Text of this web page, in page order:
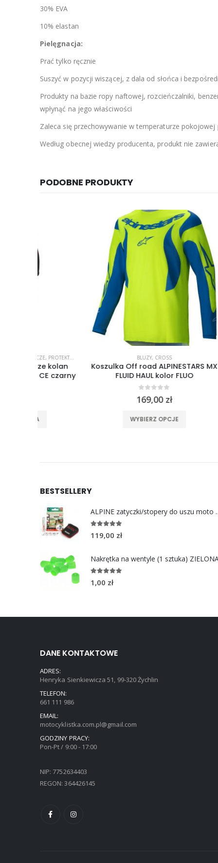
30% EVA
10% elastan
Pielęgnacja:
Prać tylko ręcznie
Suszyć w pozycji wiszącej, z dala od słońca i
Produkty na bazie ropy naftowej, rozcieńczalniki,
wpłynąć na jego właściwości
Zaleca się przechowywanie w temperaturze pokojowej
Według obecnej wiedzy producenta, produkt nie
PODOBNE PRODUKTY
Koszulka Off road ALPINESTARS MX
FLUID HAUL kolor FLUO
WYBIERZ OPCJE
BESTSELLERY
ALPINE
out of 5
119,00 zł
Nakrętka na wentyle (1 sztuka)
out of 5
1,00 zł
DANE KONTAKTOWE
ADRES:
Henryka Sienkiewicza 51, 99-320 Żychlin
TELEFON:
661 111 986
EMAIL:
motocyklistka.com.pl@gmail.com
GODZINY PRACY:
Pon-Pt / 9:00 - 17:00
NIP: 7752634403
REGON: 364426145